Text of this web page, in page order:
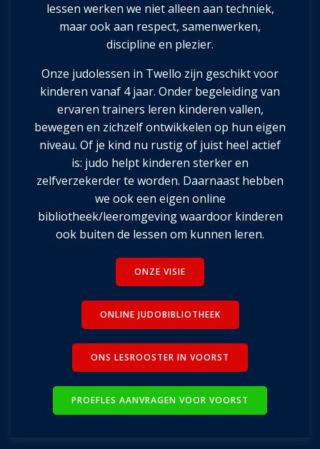
lessen werken we niet alleen aan techniek,
maar ook aan respect, samenwerken,
discipline en plezier.
Onze judolessen in Twello zijn geschikt voor
kinderen vanaf 4 jaar. Onder begeleiding van
ervaren trainers leren kinderen vallen,
bewegen en zichzelf ontwikkelen op hun eigen
niveau. Of je kind nu rustig of juist heel actief
is: judo helpt kinderen sterker en
zelfverzekerder te worden. Daarnaast hebben
we ook een eigen online
bibliotheek/leeromgeving waardoor kinderen
ook buiten de lessen om kunnen leren.
ONZE VISIE
ONLINE JUDOBIBLIOTHEEK
ONS LESROOSTER IN VOORST
PROEFLES AANVRAGEN VOOR VOORST